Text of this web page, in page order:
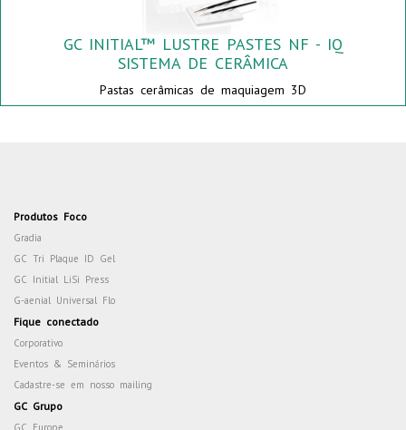
GC INITIAL™ LUSTRE PASTES NF - IQ
SISTEMA DE CERÂMICA
Pastas cerâmicas de maquiagem 3D
Produtos Foco
Gradia
GC Tri Plaque ID Gel
GC Initial LiSi Press
G-aenial Universal Flo
Fique conectado
Corporativo
Eventos & Seminários
Cadastre-se em nosso mailing
GC Grupo
GC Europe